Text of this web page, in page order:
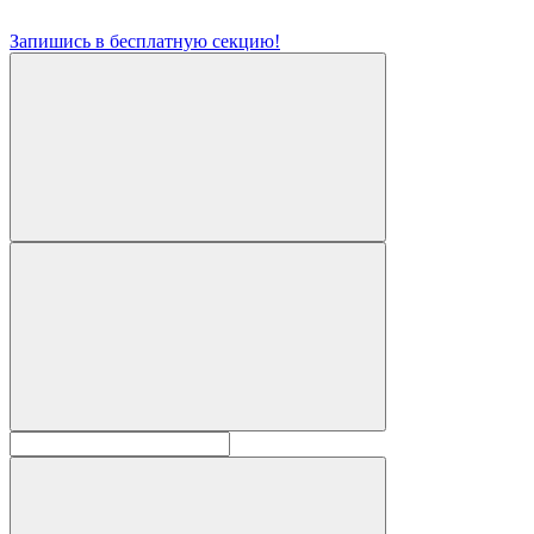
Запишись в бесплатную секцию!